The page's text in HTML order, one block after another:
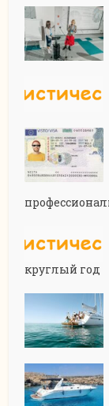
круглый год